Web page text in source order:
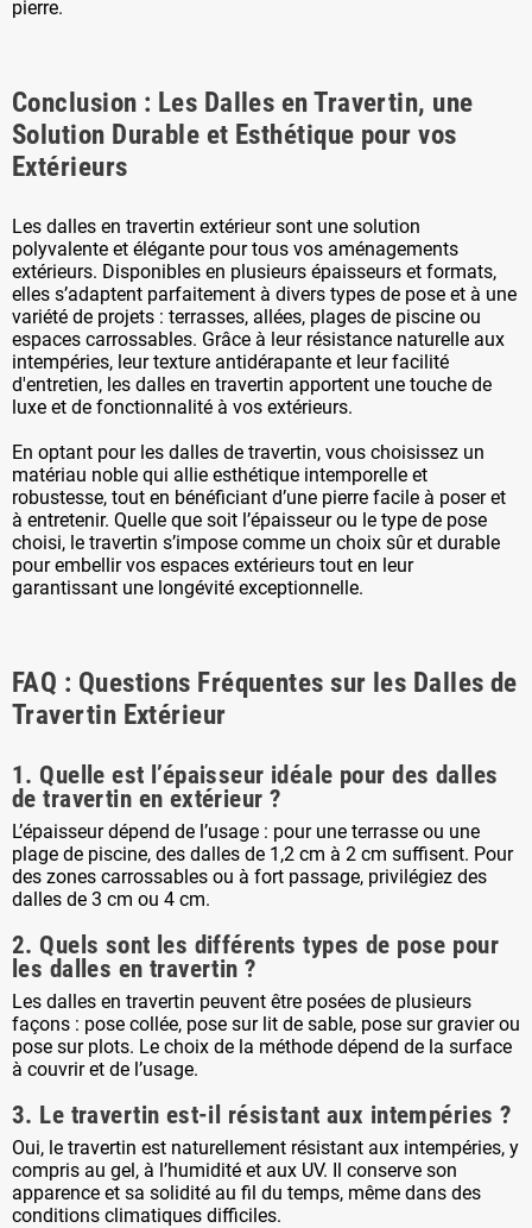
pierre.
Conclusion : Les Dalles en Travertin, une
Solution Durable et Esthétique pour vos
Extérieurs
Les dalles en travertin extérieur sont une solution
polyvalente et élégante pour tous vos aménagements
extérieurs. Disponibles en plusieurs épaisseurs et formats,
elles s’adaptent parfaitement à divers types de pose et à une
variété de projets : terrasses, allées, plages de piscine ou
espaces carrossables. Grâce à leur résistance naturelle aux
intempéries, leur texture antidérapante et leur facilité
d'entretien, les dalles en travertin apportent une touche de
luxe et de fonctionnalité à vos extérieurs.
En optant pour les dalles de travertin, vous choisissez un
matériau noble qui allie esthétique intemporelle et
robustesse, tout en bénéficiant d’une pierre facile à poser et
à entretenir. Quelle que soit l’épaisseur ou le type de pose
choisi, le travertin s’impose comme un choix sûr et durable
pour embellir vos espaces extérieurs tout en leur
garantissant une longévité exceptionnelle.
FAQ : Questions Fréquentes sur les Dalles de
Travertin Extérieur
1. Quelle est l’épaisseur idéale pour des dalles
de travertin en extérieur ?
L’épaisseur dépend de l’usage : pour une terrasse ou une
plage de piscine, des dalles de 1,2 cm à 2 cm suffisent. Pour
des zones carrossables ou à fort passage, privilégiez des
dalles de 3 cm ou 4 cm.
2. Quels sont les différents types de pose pour
les dalles en travertin ?
Les dalles en travertin peuvent être posées de plusieurs
façons : pose collée, pose sur lit de sable, pose sur gravier ou
pose sur plots. Le choix de la méthode dépend de la surface
à couvrir et de l’usage.
3. Le travertin est-il résistant aux intempéries ?
Oui, le travertin est naturellement résistant aux intempéries, y
compris au gel, à l’humidité et aux UV. Il conserve son
apparence et sa solidité au fil du temps, même dans des
conditions climatiques difficiles.